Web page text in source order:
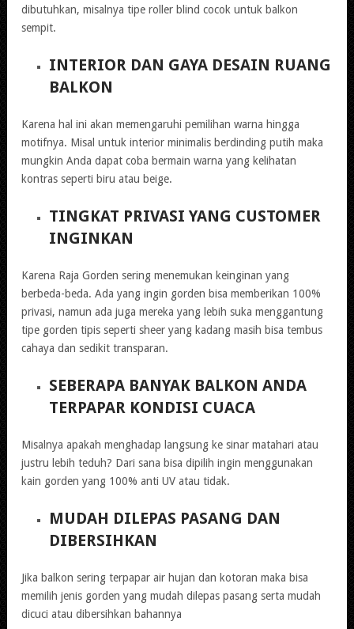
dibutuhkan, misalnya tipe roller blind cocok untuk balkon
sempit.
INTERIOR DAN GAYA DESAIN RUANG
BALKON
Karena hal ini akan memengaruhi pemilihan warna hingga
motifnya. Misal untuk interior minimalis berdinding putih maka
mungkin Anda dapat coba bermain warna yang kelihatan
kontras seperti biru atau beige.
TINGKAT PRIVASI YANG CUSTOMER
INGINKAN
Karena Raja Gorden sering menemukan keinginan yang
berbeda-beda. Ada yang ingin gorden bisa memberikan 100%
privasi, namun ada juga mereka yang lebih suka menggantung
tipe gorden tipis seperti sheer yang kadang masih bisa tembus
cahaya dan sedikit transparan.
SEBERAPA BANYAK BALKON ANDA
TERPAPAR KONDISI CUACA
Misalnya apakah menghadap langsung ke sinar matahari atau
justru lebih teduh? Dari sana bisa dipilih ingin menggunakan
kain gorden yang 100% anti UV atau tidak.
MUDAH DILEPAS PASANG DAN
DIBERSIHKAN
Jika balkon sering terpapar air hujan dan kotoran maka bisa
memilih jenis gorden yang mudah dilepas pasang serta mudah
dicuci atau dibersihkan bahannya